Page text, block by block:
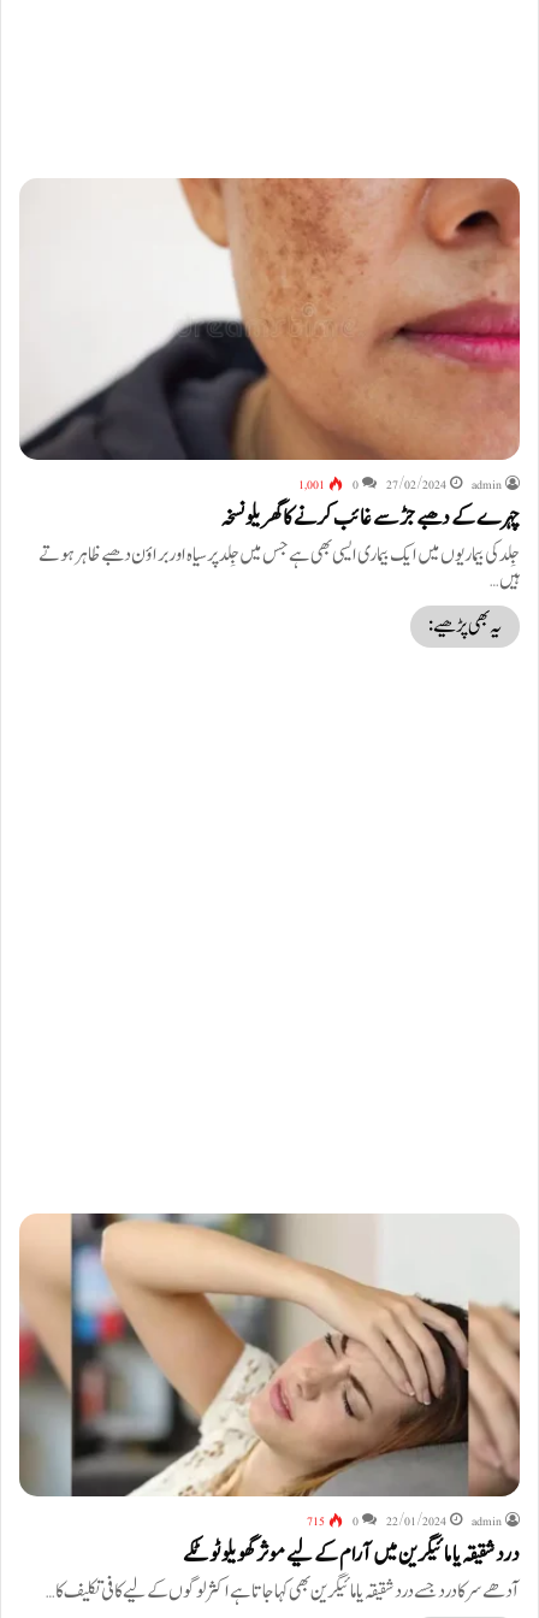
admin
27/02/2024
0
1,001
چہرے کے دھبے جڑ سے غائب کرنے کا گھریلو نسخہ
جِلد کی بیماریوں میں ایک بیماری ایسی بھی ہے جس میں جِلد پر سیاہ اور براؤن دھبے ظاہر ہوتے
ہیں…
یہ بھی پڑھیے:
admin
22/01/2024
0
715
درد شقیقہ یا مائیگرین میں آرام کے لیے موثر گھویلو ٹوٹکے
آدھے سر کا درد جسے درد شقیقہ یا مائیگرین بھی کہا جاتا ہے اکثر لوگوں کے لیے کافی تکلیف کا…